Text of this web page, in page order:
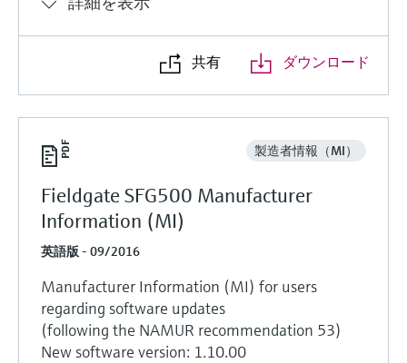
共有 ダウンロード
製造者情報（MI）
Fieldgate SFG500 Manufacturer
Information (MI)
英語版 - 09/2016
Manufacturer Information (MI) for users
regarding software updates
(following the NAMUR recommendation 53)
New software version: 1.10.00